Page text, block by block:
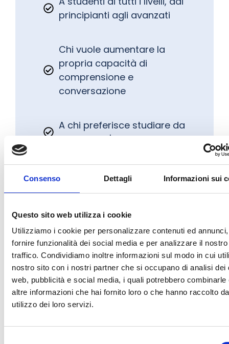
Consenso Dettagli Informazioni sui
Questo sito web utilizza i cookie
Utilizziamo i cookie per personalizzare contenuti ed
fornire funzionalità dei social media e per analizzare il nostro
traffico. Condividiamo inoltre informazioni sul modo in cui
nostro sito con i nostri partner che si occupano di analisi dei
web, pubblicità e social media, i quali potrebbero combinarle
altre informazioni che hai fornito loro o che hanno raccolto
utilizzo dei loro servizi.
principianti agli avanzati
Chi vuole aumentare la
propria capacità di
comprensione e
conversazione
A chi preferisce studiare da
casa o dall'ufficio
A chi vuole accedere a un
insegnamento di qualità,
propria posizione geografica
A professionisti che
necessitano di migliorare il
proprio inglese per motivi di
lavoro